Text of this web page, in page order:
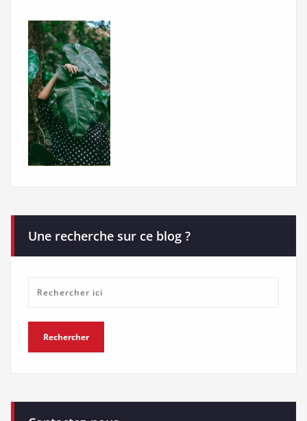
Une recherche sur ce blog ?